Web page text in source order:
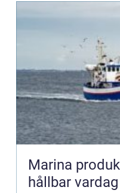
Marina produkter från
hållbar vardag